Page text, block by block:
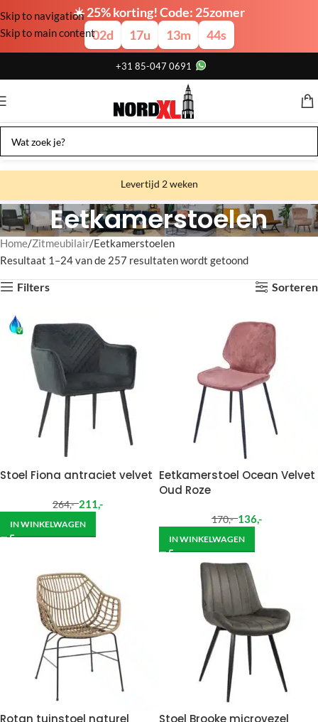
☀️ 25% korting! Code: 25zomer
02d 17u 13m 43s
Skip to navigation
Skip to main content
+31 85-047 0691
Levertijd 2 weken
Gratis verzending
Gratis afhalen
Showroom bij fabriek
Eetkamerstoelen
Home Zitmeubilair Eetkamerstoelen
Resultaat 1–24 van de 257 resultaten wordt getoond
Filters Sorteren
Stoel Fiona antraciet velvet
264,- 211,-
IN WINKELWAGEN
Eetkamerstoel Ocean Velvet
Oud Roze
170,- 136,-
IN WINKELWAGEN
Rotan tuinstoel naturel
Stoel Brooke microvezel